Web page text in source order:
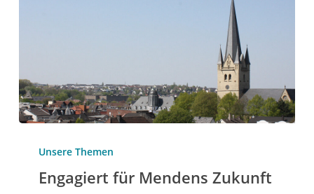
Zukunft
Unsere Themen
Engagiert für Mendens Zukunft